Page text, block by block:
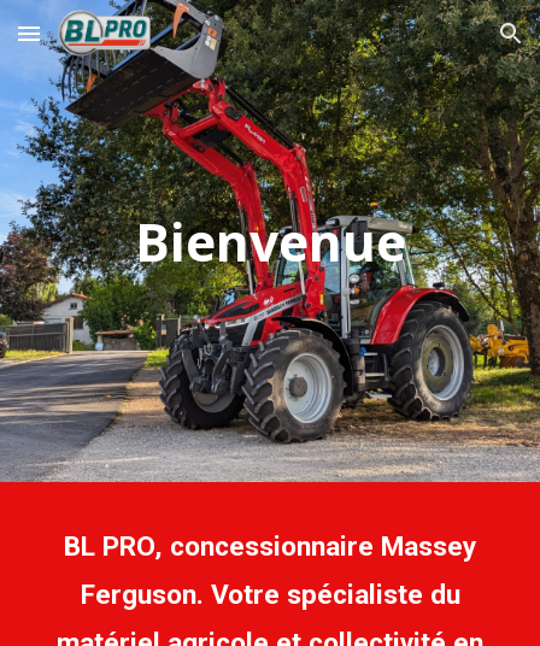
Skip to main content Skip to navigation
Bienvenue
BL PRO, concessionnaire Massey
Ferguson. Votre spécialiste du